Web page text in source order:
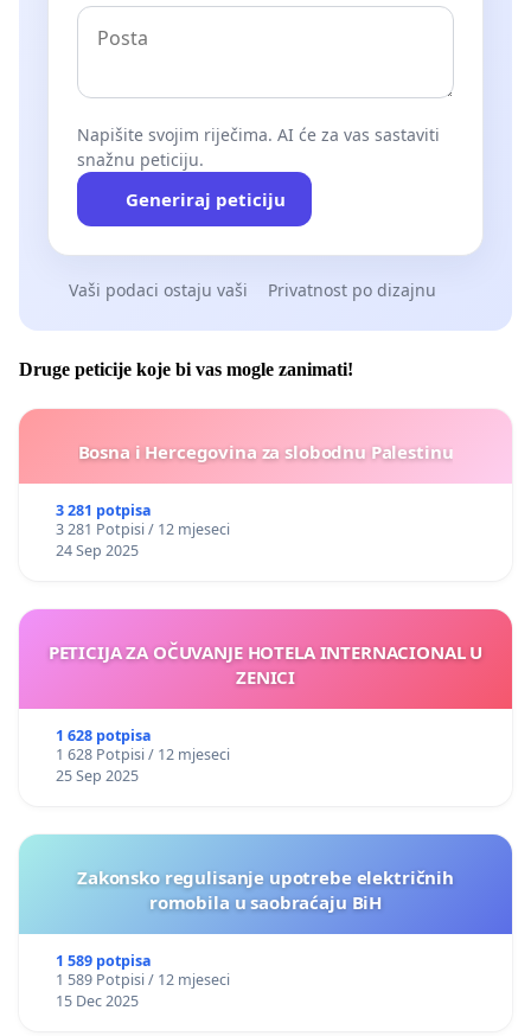
Napišite svojim riječima. AI će za vas sastaviti
snažnu peticiju.
Generiraj peticiju
Vaši podaci ostaju vaši Privatnost po dizajnu
Druge peticije koje bi vas mogle zanimati!
Bosna i Hercegovina za slobodnu Palestinu
3 281 potpisa
3 281 Potpisi / 12 mjeseci
24 Sep 2025
PETICIJA ZA OČUVANJE HOTELA INTERNACIONAL U
ZENICI
1 628 potpisa
1 628 Potpisi / 12 mjeseci
25 Sep 2025
Zakonsko regulisanje upotrebe električnih
romobila u saobraćaju BiH
1 589 potpisa
1 589 Potpisi / 12 mjeseci
15 Dec 2025